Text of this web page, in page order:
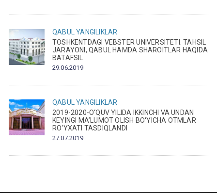
QABUL
YANGILIKLAR
TOSHKENTDAGI VEBSTER UNIVERSITETI: TAHSIL
JARAYONI, QABUL HAMDA SHAROITLAR HAQIDA
BATAFSIL
29.06.2019
QABUL
YANGILIKLAR
2019-2020-O‘QUV YILIDA IKKINCHI VA UNDAN
KEYINGI MA’LUMOT OLISH BO‘YICHA OTMLAR
RO‘YXATI TASDIQLANDI
27.07.2019